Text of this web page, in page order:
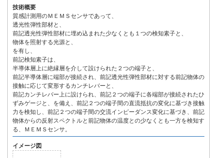
技術概要
質感計測用のＭＥＭＳセンサであって、
透光性弾性部材と、
前記透光性弾性部材に埋め込まれた少なくとも１つの検知素子と、
物体を照射する光源と、
を有し、
前記検知素子は、
半導体層上に絶縁層を介して設けられた２つの端子と、
前記半導体層に端部が接続され、前記透光性弾性部材に対する前記物体の
接触に応じて変形するカンチレバーと、
前記カンチレバー上に設けられ、前記２つの端子に各端部が接続されたひ
ずみゲージと、を備え、前記２つの端子間の直流抵抗の変化に基づき接触
力を検知し、前記２つの端子間の交流インピーダンス変化に基づき、前記
物体からの反射スペクトルと前記物体の温度との少なくとも一方を検知す
る、ＭＥＭＳセンサ。
イメージ図